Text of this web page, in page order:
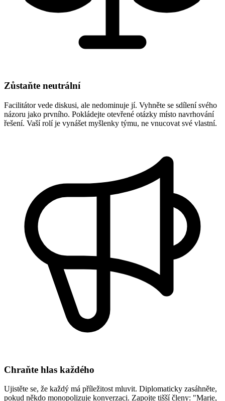
Zůstaňte neutrální
Facilitátor vede diskusi, ale nedominuje jí. Vyhněte se sdílení svého
názoru jako prvního. Pokládejte otevřené otázky místo navrhování
řešení. Vaší rolí je vynášet myšlenky týmu, ne vnucovat své vlastní.
Chraňte hlas každého
Ujistěte se, že každý má příležitost mluvit. Diplomaticky zasáhněte,
pokud někdo monopolizuje konverzaci. Zapojte tišší členy: "Marie,